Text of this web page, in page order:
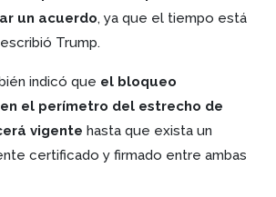
un acuerdo, ya que el tiempo está
Trump.
indicó que el bloqueo
el perímetro del estrecho de
vigente hasta que exista un
certificado y firmado entre ambas